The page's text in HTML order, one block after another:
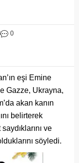
0
eşi Emine
Gazze, Ukrayna,
akan kanın
belirterek
ve
söyledi.